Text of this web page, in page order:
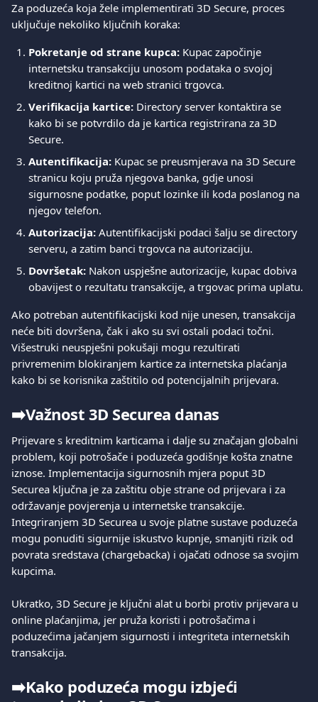
Za poduzeća koja žele implementirati 3D Secure, proces
uključuje nekoliko ključnih koraka:
Pokretanje od strane kupca: Kupac započinje
internetsku transakciju unosom podataka o svojoj
kreditnoj kartici na web stranici trgovca.
Verifikacija kartice: Directory server kontaktira se
kako bi se potvrdilo da je kartica registrirana za 3D
Secure.
Autentifikacija: Kupac se preusmjerava na 3D Secure
stranicu koju pruža njegova banka, gdje unosi
sigurnosne podatke, poput lozinke ili koda poslanog na
njegov telefon.
Autorizacija: Autentifikacijski podaci šalju se directory
serveru, a zatim banci trgovca na autorizaciju.
Dovršetak: Nakon uspješne autorizacije, kupac dobiva
obavijest o rezultatu transakcije, a trgovac prima uplatu.
Ako potreban autentifikacijski kod nije unesen, transakcija
neće biti dovršena, čak i ako su svi ostali podaci točni.
Višestruki neuspješni pokušaji mogu rezultirati
privremenim blokiranjem kartice za internetska plaćanja
kako bi se korisnika zaštitilo od potencijalnih prijevara.
➡️Važnost 3D Securea danas
Prijevare s kreditnim karticama i dalje su značajan globalni
problem, koji potrošače i poduzeća godišnje košta znatne
iznose. Implementacija sigurnosnih mjera poput 3D
Securea ključna je za zaštitu obje strane od prijevara i za
održavanje povjerenja u internetske transakcije.
Integriranjem 3D Securea u svoje platne sustave poduzeća
mogu ponuditi sigurnije iskustvo kupnje, smanjiti rizik od
povrata sredstava (chargebacka) i ojačati odnose sa svojim
kupcima.
Ukratko, 3D Secure je ključni alat u borbi protiv prijevara u
online plaćanjima, jer pruža koristi i potrošačima i
poduzećima jačanjem sigurnosti i integriteta internetskih
transakcija.
➡️Kako poduzeća mogu izbjeći